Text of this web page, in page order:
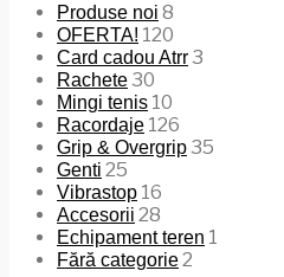
Produse noi 8
OFERTA! 120
Card cadou Atrr3
Rachete30
Mingi tenis 10
Racordaje 126
Grip & Overgrip35
Genti 25
Vibrastop 16
Accesorii 28
Echipament teren 1
Fără categorie2